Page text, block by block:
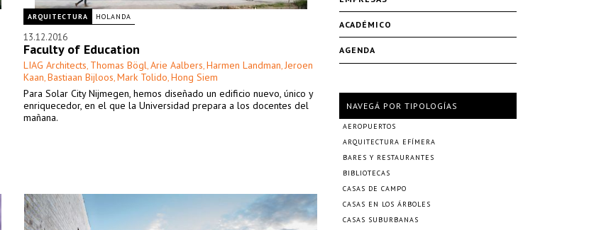
ARQUITECTURA HOLANDA
13.12.2016
Faculty of Education
LIAG Architects, Thomas Bögl, Arie Aalbers, Harmen Landman, Jeroen
Kaan, Bastiaan Bijloos, Mark Tolido, Hong Siem
Para Solar City Nijmegen, hemos diseñado un edificio nuevo, único y
enriquecedor, en el que la Universidad prepara a los docentes del
mañana.
ACADÉMICO
AGENDA
NAVEGÁ POR TIPOLOGÍAS
AEROPUERTOS
ARQUITECTURA EFÍMERA
BARES Y RESTAURANTES
BIBLIOTECAS
CASAS DE CAMPO
CASAS EN LOS ÁRBOLES
CASAS SUBURBANAS